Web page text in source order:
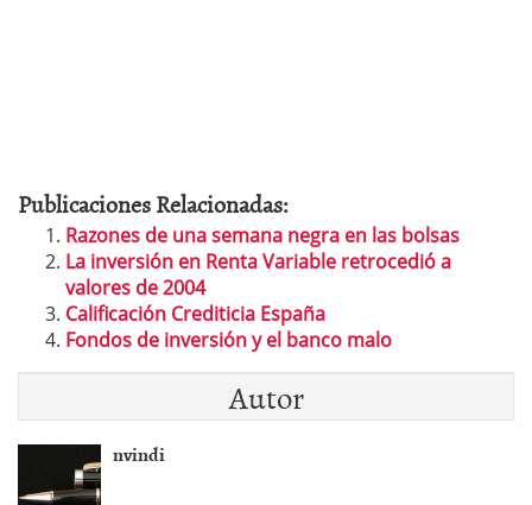
Publicaciones Relacionadas:
Razones de una semana negra en las bolsas
La inversión en Renta Variable retrocedió a
valores de 2004
Calificación Crediticia España
Fondos de inversión y el banco malo
Autor
nvindi